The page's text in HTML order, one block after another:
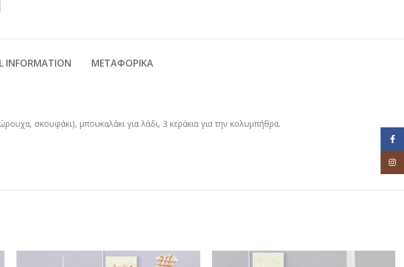
INFORMATION ΜΕΤΑΦΟΡΙΚΆ
σκουφάκι), μπουκαλάκι για λάδι, 3 κεράκια για την κολυμπήθρα.